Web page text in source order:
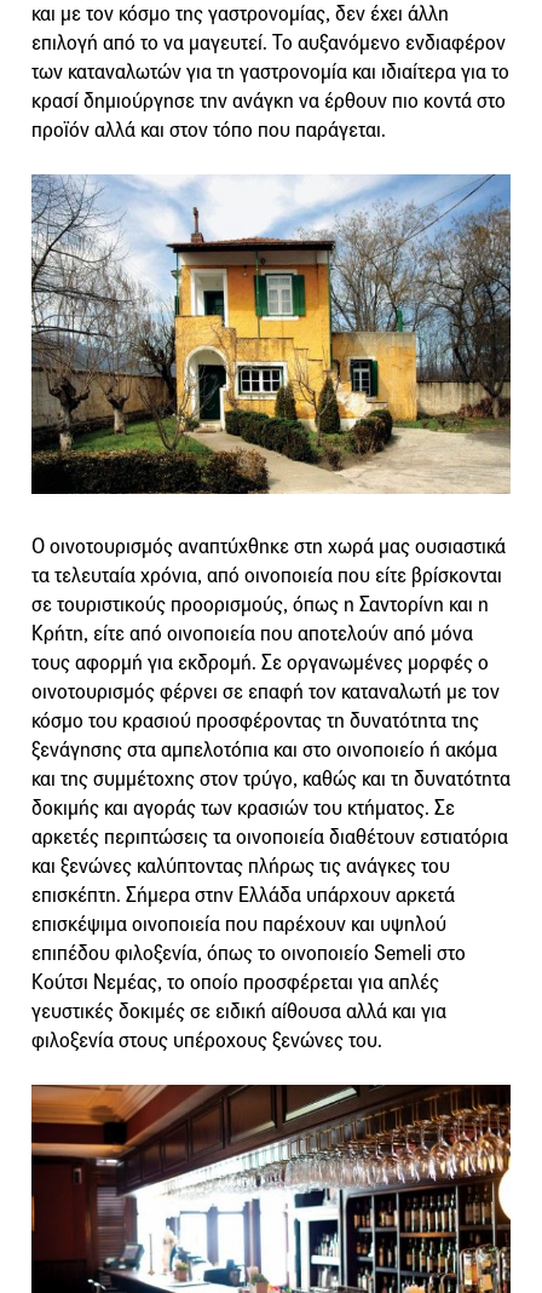
και με τον κόσμο της γαστρονομίας, δεν έχει άλλη
επιλογή από το να μαγευτεί. Το αυξανόμενο ενδιαφέρον
των καταναλωτών για τη γαστρονομία και ιδιαίτερα για το
κρασί δημιούργησε την ανάγκη να έρθουν πιο κοντά στο
προϊόν αλλά και στον τόπο που παράγεται.
Ο οινοτουρισμός αναπτύχθηκε στη χωρά μας ουσιαστικά
τα τελευταία χρόνια, από οινοποιεία που είτε βρίσκονται
σε τουριστικούς προορισμούς, όπως η Σαντορίνη και η
Κρήτη, είτε από οινοποιεία που αποτελούν από μόνα
τους αφορμή για εκδρομή. Σε οργανωμένες μορφές ο
οινοτουρισμός φέρνει σε επαφή τον καταναλωτή με τον
κόσμο του κρασιού προσφέροντας τη δυνατότητα της
ξενάγησης στα αμπελοτόπια και στο οινοποιείο ή ακόμα
και της συμμέτοχης στον τρύγο, καθώς και τη δυνατότητα
δοκιμής και αγοράς των κρασιών του κτήματος. Σε
αρκετές περιπτώσεις τα οινοποιεία διαθέτουν εστιατόρια
και ξενώνες καλύπτοντας πλήρως τις ανάγκες του
επισκέπτη. Σήμερα στην Ελλάδα υπάρχουν αρκετά
επισκέψιμα οινοποιεία που παρέχουν και υψηλού
επιπέδου φιλοξενία, όπως το οινοποιείο Semeli στο
Κούτσι Νεμέας, το οποίο προσφέρεται για απλές
γευστικές δοκιμές σε ειδική αίθουσα αλλά και για
φιλοξενία στους υπέροχους ξενώνες του.